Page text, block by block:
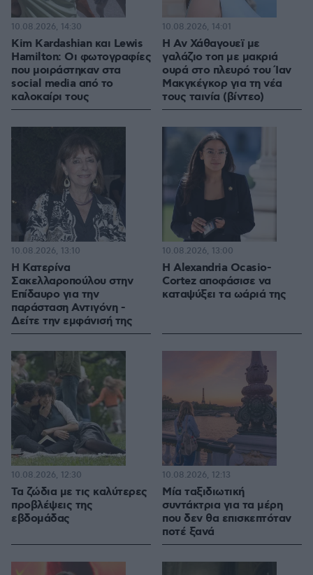
Kim Kardashian και Lewis
Hamilton: Οι φωτογραφίες
που μοιράστηκαν στα
social media από το
καλοκαίρι τους
10.08.2026, 14:30
Η Αν Χάθαγουεϊ με
γαλάζιο τοπ με μακριά
ουρά στο πλευρό του Ίαν
Μακγκέγκορ για τη νέα
τους ταινία (βίντεο)
10.08.2026, 14:01
Η Κατερίνα
Σακελλαροπούλου στην
Επίδαυρο για την
παράσταση Αντιγόνη -
Δείτε την εμφάνισή της
10.08.2026, 13:10
Η Alexandria Ocasio-
Cortez αποφάσισε να
καταψύξει τα ωάριά της
10.08.2026, 13:00
Τα ζώδια με τις καλύτερες
προβλέψεις της
εβδομάδας
10.08.2026, 12:30
Μία ταξιδιωτική
συντάκτρια για τα μέρη
που δεν θα επισκεπτόταν
ποτέ ξανά
10.08.2026, 12:13